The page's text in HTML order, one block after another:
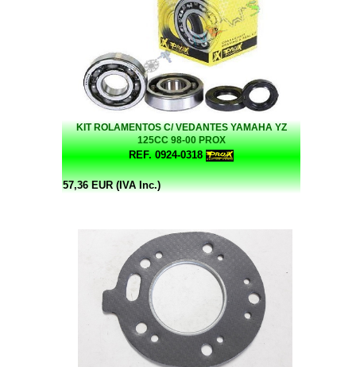
KIT ROLAMENTOS C/ VEDANTES YAMAHA YZ
125CC 98-00 PROX
REF. 0924-0318
57,36 EUR (IVA Inc.)